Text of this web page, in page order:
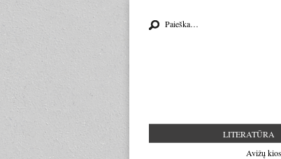
Search for:
LITERATŪRA
Avižų